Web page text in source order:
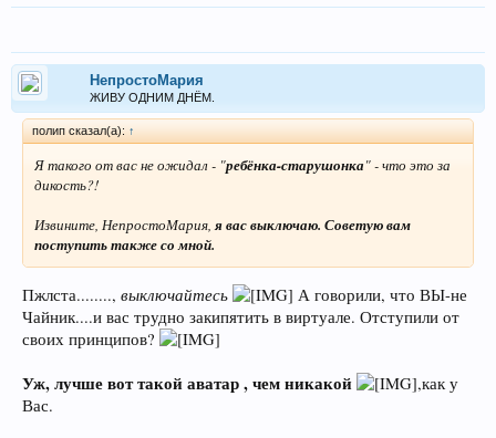
НепростоМария
ЖИВУ ОДНИМ ДНЁМ.
полип сказал(а): ↑
Я такого от вас не ожидал - "ребёнка-старушонка" - что это за
дикость?!
Извините, НепростоМария я вас выключаю. Советую вам
поступить также со мной.
Пжлста........, выключайтесь
А говорили, что ВЫ-не
Чайник....и вас трудно закипятить в виртуале. Отступили от
своих принципов?
Уж, лучше вот такой аватар , чем никакой
,как у
Вас.